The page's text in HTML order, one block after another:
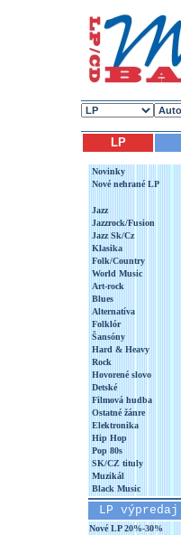
LP
Novinky
Nové nehrané LP
Jazz
Jazzrock/Fusion
Jazz Sk/Cz
Klasika
Folk/Country
World Music
Art-rock
Blues
Alternatíva
Folklór
Šansóny
Hard & Heavy
Rock
Hovorené slovo
Detské
Filmová hudba
Ostatné žánre
Elektronika
Hip Hop
Pop 80s
SK/CZ tituly
Muzikál
Black Music
LP výpredaj
Nové LP 20%-30%